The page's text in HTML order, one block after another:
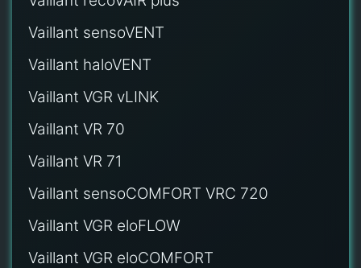
Vaillant sensoVENT
Vaillant haloVENT
Vaillant VGR vLINK
Vaillant VR 70
Vaillant VR 71
Vaillant sensoCOMFORT VRC 720
Vaillant VGR eloFLOW
Vaillant VGR eloCOMFORT